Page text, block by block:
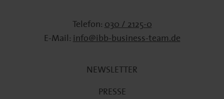
Telefon:030 / 2125-0
E-Mail:info@ibb-business-team.de
NEWSLETTER
PRESSE